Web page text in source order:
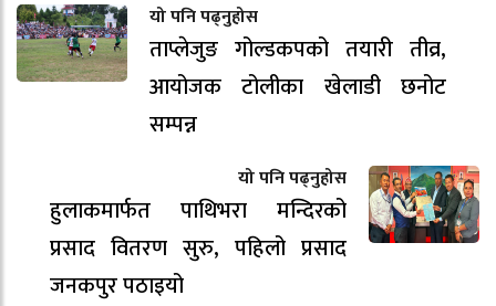
यो पनि पढ्नुहोस
ताप्लेजुङ गोल्डकपको तयारी तीव्र,
आयोजक टोलीका खेलाडी छनोट
सम्पन्न
यो पनि पढ्नुहोस
हुलाकमार्फत पाथिभरा मन्दिरको
प्रसाद वितरण सुरु, पहिलो प्रसाद
जनकपुर पठाइयो